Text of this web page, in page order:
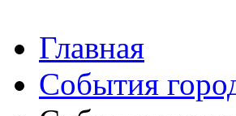
Главная
События